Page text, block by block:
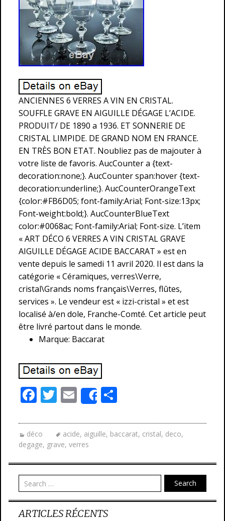
ANCIENNES 6 VERRES A VIN EN CRISTAL.
SOUFFLE GRAVE EN AIGUILLE DÉGAGE L’ACIDE.
PRODUIT/ DE 1890 a 1936. ET SONNERIE DE
CRISTAL LIMPIDE. DE GRAND NOM EN FRANCE.
EN TRÈS BON ETAT. Noubliez pas de majouter à
votre liste de favoris. AucCounter a {text-
decoration:none;}. AucCounter span:hover {text-
decoration:underline;}. AucCounterOrangeText
{color:#FB6D05; font-family:Arial; Font-size:13px;
Font-weight:bold;}. AucCounterBlueText
color:#0068ac; Font-family:Arial; Font-size. L’item
« ART DÉCO 6 VERRES A VIN CRISTAL GRAVE
AIGUILLE DÉGAGE ACIDE BACCARAT » est en
vente depuis le samedi 11 avril 2020. Il est dans la
catégorie « Céramiques, verres\Verre,
cristal\Grands noms français\Verres, flûtes,
services ». Le vendeur est « izzi-cristal » et est
localisé à/en dole, Franche-Comté. Cet article peut
être livré partout dans le monde.
Marque: Baccarat
F
e
b
o
o
k
T
itt
er
E
m
ai
l
Share
ta
g
er
déco acide, aiguille, baccarat, cristal, deco,
degage, grave, verres
Search
ARTICLES RÉCENTS